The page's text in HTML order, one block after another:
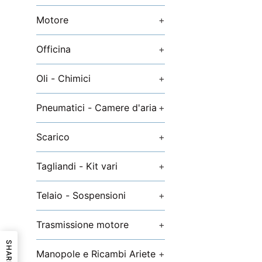
Motore +
Officina +
Oli - Chimici +
Pneumatici - Camere d'aria +
Scarico +
Tagliandi - Kit vari +
Telaio - Sospensioni +
Trasmissione motore +
Manopole e Ricambi Ariete +
SHARE